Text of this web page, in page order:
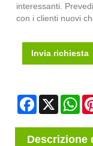
interessanti.
con i clienti nuovi
Invia richiesta
Facebook
X
Descrizione